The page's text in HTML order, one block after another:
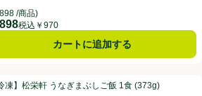
/商品)
税込￥970
カートに追加する
しご飯 1食 (373g)
月
中0.0点。
凍】松栄軒 うなぎまぶしご飯 1食 (373g)